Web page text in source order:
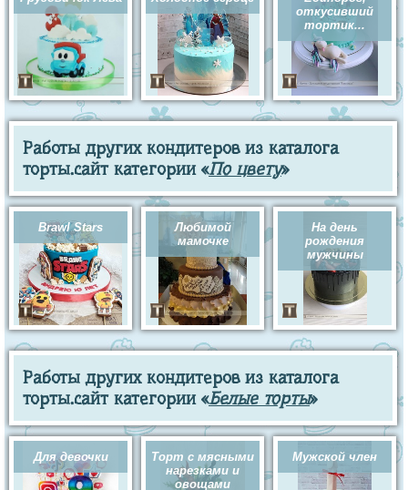
откусивший
тортик...
Работы других кондитеров из каталога
торты.сайт категории «По цвету»
Brawl Stars
Любимой
мамочке
На день
рождения
мужчины
Работы других кондитеров из каталога
торты.сайт категории «Белые торты»
Для девочки
Торт с мясными
нарезками и
овощами
Мужской член